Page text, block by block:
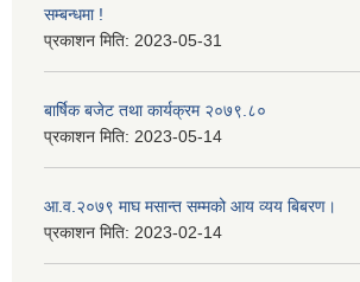
सम्बन्धमा !
प्रकाशन मिति: 2023-05-31
बार्षिक बजेट तथा कार्यक्रम २०७९.८०
प्रकाशन मिति: 2023-05-14
आ.व.२०७९ माघ मसान्त सम्मको आय व्यय बिबरण।
प्रकाशन मिति: 2023-02-14